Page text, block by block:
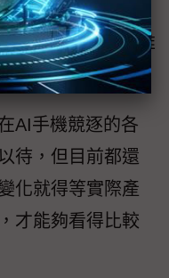
消息，普遍證實
備貨動作上還是維
AI手機競逐的各
待，但目前都還
化就得等實際產
才能夠看得比較